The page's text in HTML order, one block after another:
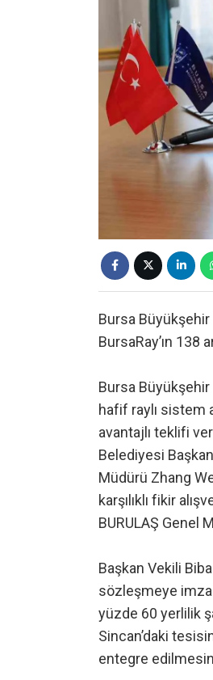
Bursa
BursaRay’ın
Bursa Büyükşehir
hafif raylı sistem
avantajlı teklifi
Belediyesi
Müdürü Zhang
karşılıklı fikir
BURULAŞ Genel
Başkan Vekili
sözleşmeye imza
yüzde 60 yerlilik
Sincan’daki
entegre